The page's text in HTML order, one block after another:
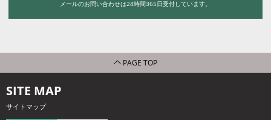
メールのお問い合わせは24時間365日受付しています。
PAGE TOP
SITE MAP
サイトマップ